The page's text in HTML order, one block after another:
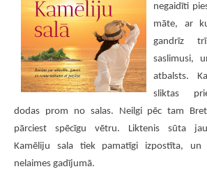
negaidīti
māte, ar
gandrīz
saslimusi,
atbalsts.
sliktas
dodas prom no salas. Neilgi pēc tam
pārciest spēcīgu vētru. Liktenis sūta
Kamēliju sala tiek pamatīgi izpostīta, un
nelaimes gadījumā.